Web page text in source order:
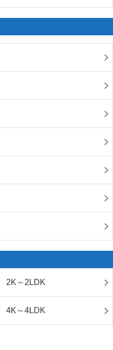
2K～2LDK
4K～4LDK